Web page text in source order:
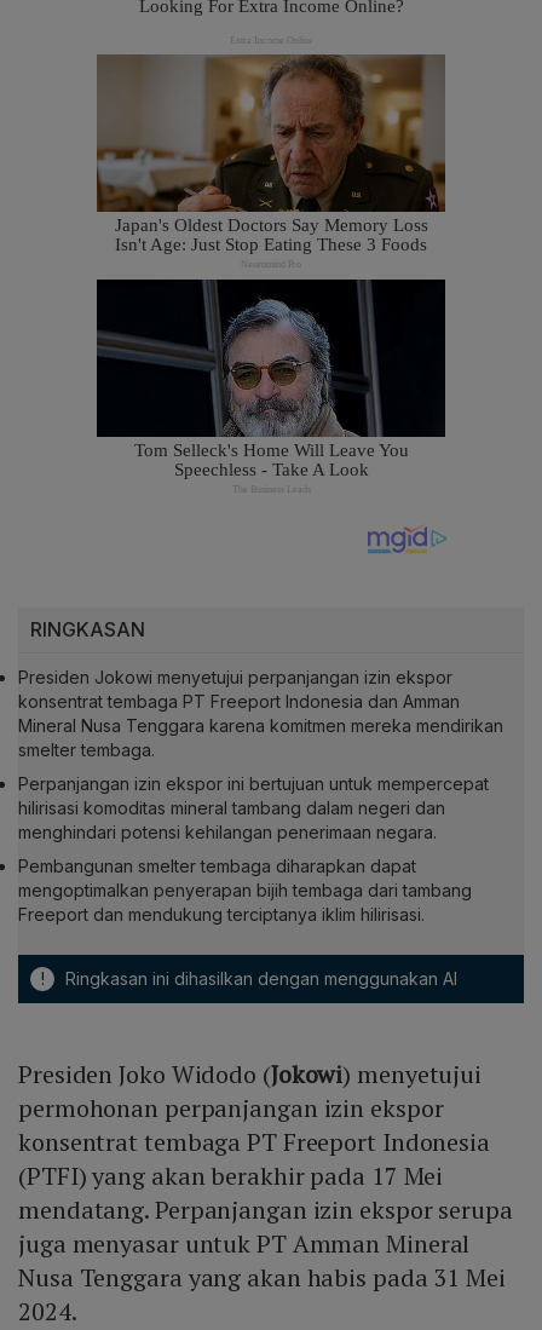
RINGKASAN
Presiden Jokowi menyetujui perpanjangan izin ekspor
konsentrat tembaga PT Freeport Indonesia dan Amman
Mineral Nusa Tenggara karena komitmen mereka mendirikan
smelter tembaga.
Perpanjangan izin ekspor ini bertujuan untuk mempercepat
hilirisasi komoditas mineral tambang dalam negeri dan
menghindari potensi kehilangan penerimaan negara.
Pembangunan smelter tembaga diharapkan dapat
mengoptimalkan penyerapan bijih tembaga dari tambang
Freeport dan mendukung terciptanya iklim hilirisasi.
! Ringkasan ini dihasilkan dengan menggunakan AI
Presiden Joko Widodo (Jokowi) menyetujui
permohonan perpanjangan izin ekspor
konsentrat tembaga PT Freeport Indonesia
(PTFI) yang akan berakhir pada 17 Mei
mendatang. Perpanjangan izin ekspor serupa
juga menyasar untuk PT Amman Mineral
Nusa Tenggara yang akan habis pada 31 Mei
2024.